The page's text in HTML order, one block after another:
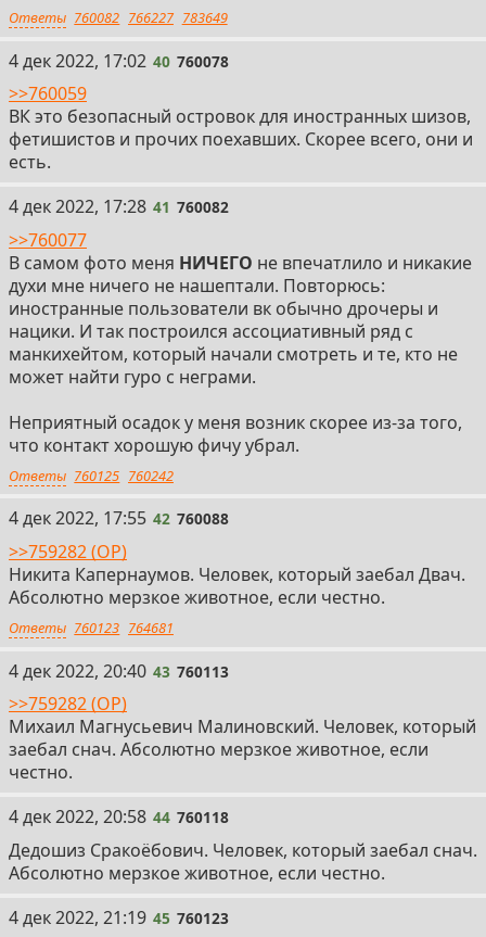
Ответы 760082 766227 783649
40
4 дек 2022, 17:02 40 760078
>>760059
ВК это безопасный островок для иностранных шизов,
фетишистов и прочих поехавших. Скорее всего, они и
есть.
41
4 дек 2022, 17:28 41 760082
>>760077
В самом фото меня НИЧЕГО не впечатлило и никакие
духи мне ничего не нашептали. Повторюсь:
иностранные пользователи вк обычно дpoчepы и
нацики. И так построился ассоциативный ряд с
манкихейтом, который начали смотреть и те, кто не
может найти гуро с неграми.
Неприятный осадок у меня возник скорее из-за того,
что контакт хорошую фичу убрал.
Ответы 760125 760242
42
4 дек 2022, 17:55 42 760088
>>759282 (OP)
Никита Капернаумов. Человек, который заебал Двач.
Абсолютно мерзкое животное, если честно.
Ответы 760123 764681
43
4 дек 2022, 20:40 43 760113
>>759282 (OP)
Михаил Магнусьевич Малиновский. Человек, который
заебал снач. Абсолютно мерзкое животное, если
честно.
44
4 дек 2022, 20:58 44 760118
Дедошиз Сракоёбович. Человек, который заебал снач.
Абсолютно мерзкое животное, если честно.
45
4 дек 2022, 21:19 45 760123